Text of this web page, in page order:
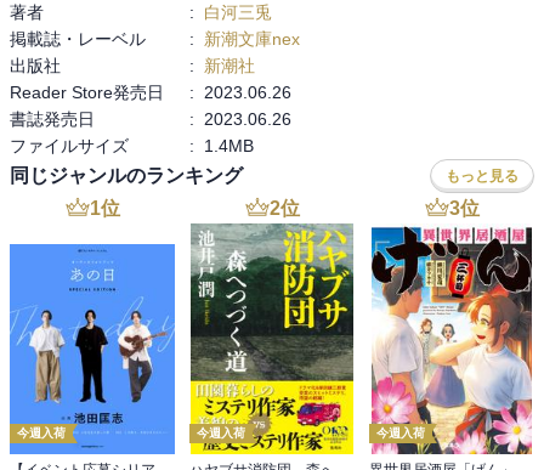
著者
:
白河三兎
掲載誌・レーベル
:
新潮文庫nex
出版社
:
新潮社
Reader Store発売日
:
2023.06.26
書誌発売日
:
2023.06.26
ファイルサイズ
: 1.4MB
同じジャンルのランキング もっと見る
1位
今週入荷
2位
今週入荷
3位
今週入荷